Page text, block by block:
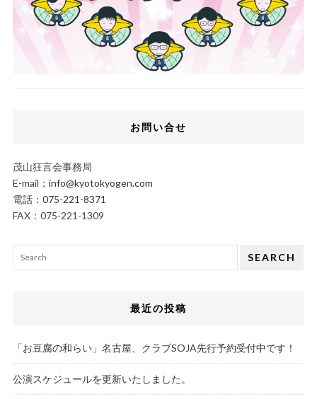
お問い合せ
茂山狂言会事務局
E-mail： info@kyotokyogen.com
電話： 075-221-8371
FAX：075-221-1309
SEARCH
最近の投稿
「お豆腐の和らい」名古屋、クラブSOJA先行予約受付中です！
公演スケジュールを更新いたしました。